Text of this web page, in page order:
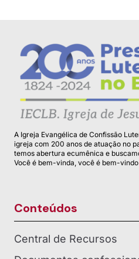
A Igreja Evangélica de Confissão
igreja com 200 anos de atuação no
temos abertura ecumênica e
Você é bem-vinda, você é bem-vindo
Conteúdos
Central de Recursos